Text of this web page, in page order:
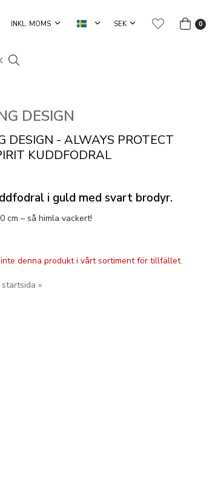
0
DESIGN
DESIGN - ALWAYS PROTECT
KUDDFODRAL
i guld med svart brodyr.
cm – så himla vackert!
denna produkt i vårt sortiment för tillfället.
»